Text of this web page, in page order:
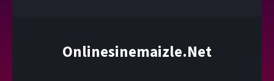
Onlinesinemaizle.Net